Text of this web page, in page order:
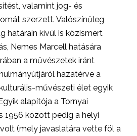
valamint jog- és
szerzett. Valószínűleg
határain kívül is közismert
Nemes Marcell hatására
a művészetek iránt
hazatérve a
művészeti élet egyik
alapítója a Tornyai
1956 között pedig a helyi
(mely javaslatára vette föl a